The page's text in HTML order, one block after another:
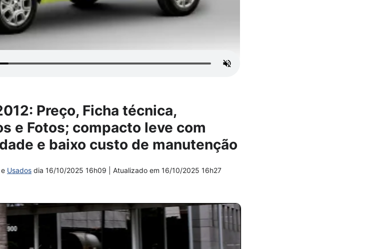
Preço, Ficha técnica,
e Fotos; compacto leve com
e baixo custo de manutenção
e Usados dia 16/10/2025 16h09 | Atualizado em 16/10/2025 16h27